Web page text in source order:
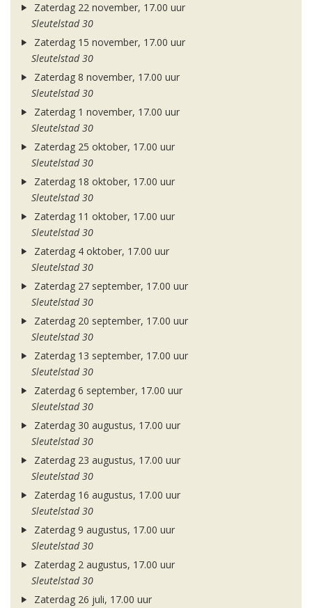
Zaterdag 22 november, 17.00 uur
Sleutelstad 30
Zaterdag 15 november, 17.00 uur
Sleutelstad 30
Zaterdag 8 november, 17.00 uur
Sleutelstad 30
Zaterdag 1 november, 17.00 uur
Sleutelstad 30
Zaterdag 25 oktober, 17.00 uur
Sleutelstad 30
Zaterdag 18 oktober, 17.00 uur
Sleutelstad 30
Zaterdag 11 oktober, 17.00 uur
Sleutelstad 30
Zaterdag 4 oktober, 17.00 uur
Sleutelstad 30
Zaterdag 27 september, 17.00 uur
Sleutelstad 30
Zaterdag 20 september, 17.00 uur
Sleutelstad 30
Zaterdag 13 september, 17.00 uur
Sleutelstad 30
Zaterdag 6 september, 17.00 uur
Sleutelstad 30
Zaterdag 30 augustus, 17.00 uur
Sleutelstad 30
Zaterdag 23 augustus, 17.00 uur
Sleutelstad 30
Zaterdag 16 augustus, 17.00 uur
Sleutelstad 30
Zaterdag 9 augustus, 17.00 uur
Sleutelstad 30
Zaterdag 2 augustus, 17.00 uur
Sleutelstad 30
Zaterdag 26 juli, 17.00 uur